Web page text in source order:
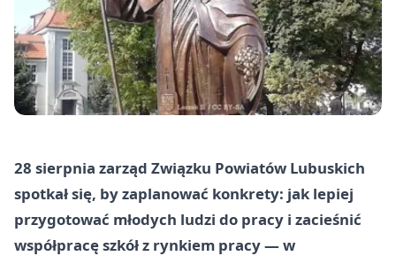
28 sierpnia zarząd Związku Powiatów Lubuskich
spotkał się, by zaplanować konkrety: jak lepiej
przygotować młodych ludzi do pracy i zacieśnić
współpracę szkół z rynkiem pracy — w